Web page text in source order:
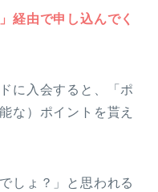
経由で申し込んでく
に入会すると、「ポ
な）ポイントを貰え
しょ？」と思われる